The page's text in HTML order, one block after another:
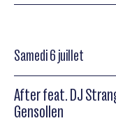
John Scofield / Joe
Samedi 6 juillet
After feat. DJ
Gensollen